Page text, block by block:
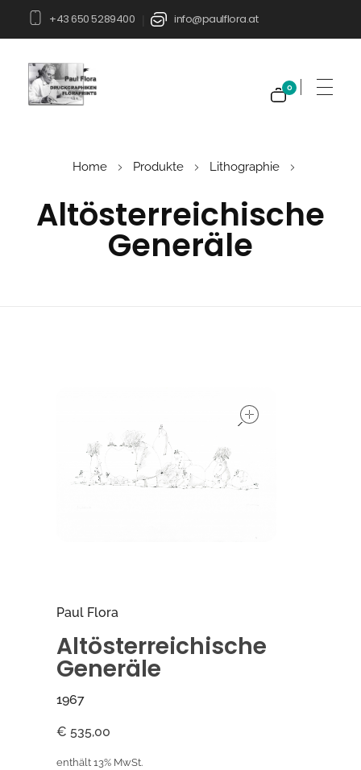
+43 650 5289400 info@paulflora.at
0
Home Produkte Lithographie
Altösterreichische
Generäle
Paul Flora
Altösterreichische
Generäle
1967
€ 535,00
enthält 13% MwSt.